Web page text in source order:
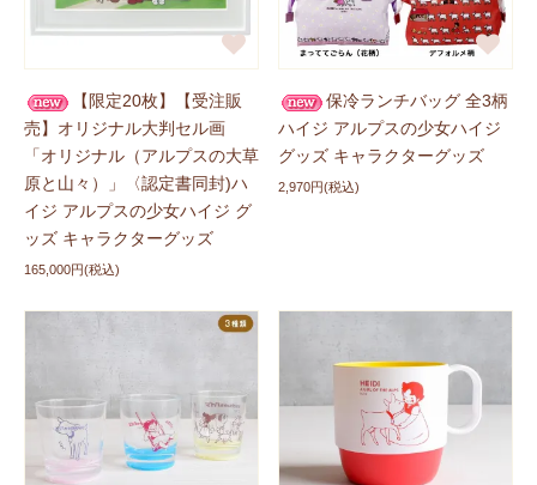
ね。
2026/07/03 新商品に追加しました
ハイジグッズに古川紙工 エプロン 全4種類が登場しまし
た！ぜひチェックしてくださいね。
2026/06/25 新商品に追加しました
ハイジグッズに
新商品に追加しました
ハイジグッズに 「茶碗」、 「平ボウル」が登場しまし
た！ぜひチェックしてくださいね。
【限定20枚】【受注販
売】オリジナル大判セル画
「オリジナル（アルプスの大草
原と山々）」〈認定書同封)ハ
イジ アルプスの少女ハイジ グ
ッズ キャラクターグッズ
165,000円(税込)
保冷ランチバッグ 全3柄
ハイジ アルプスの少女ハイジ
グッズ キャラクターグッズ
2,970円(税込)